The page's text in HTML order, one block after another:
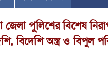
পুলিশের বিশেষ
বিদেশি অস্ত্র ও বিপুল